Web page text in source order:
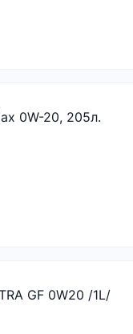
0W-20, 205л.
GF 0W20 /1L/